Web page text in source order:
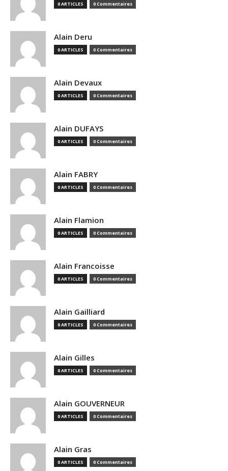
0 ARTICLES 0 Commentaires
Alain Deru
0 ARTICLES 0 Commentaires
Alain Devaux
0 ARTICLES 0 Commentaires
Alain DUFAYS
0 ARTICLES 0 Commentaires
Alain FABRY
0 ARTICLES 0 Commentaires
Alain Flamion
0 ARTICLES 0 Commentaires
Alain Francoisse
0 ARTICLES 0 Commentaires
Alain Gailliard
0 ARTICLES 0 Commentaires
Alain Gilles
0 ARTICLES 0 Commentaires
Alain GOUVERNEUR
0 ARTICLES 0 Commentaires
Alain Gras
0 ARTICLES 0 Commentaires